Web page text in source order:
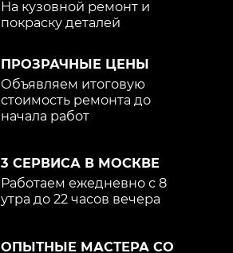
На кузовной ремонт и
покраску деталей
ПРОЗРАЧНЫЕ ЦЕНЫ
Объявляем итоговую
стоимость ремонта до
начала работ
3 СЕРВИСА В МОСКВЕ
Работаем ежедневно с 8
утра до 22 часов вечера
ОПЫТНЫЕ МАСТЕРА СО